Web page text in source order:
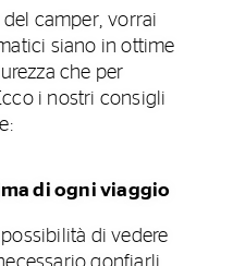
camper, vorrai
siano in ottime
che per
i nostri consigli
di ogni viaggio
di vedere